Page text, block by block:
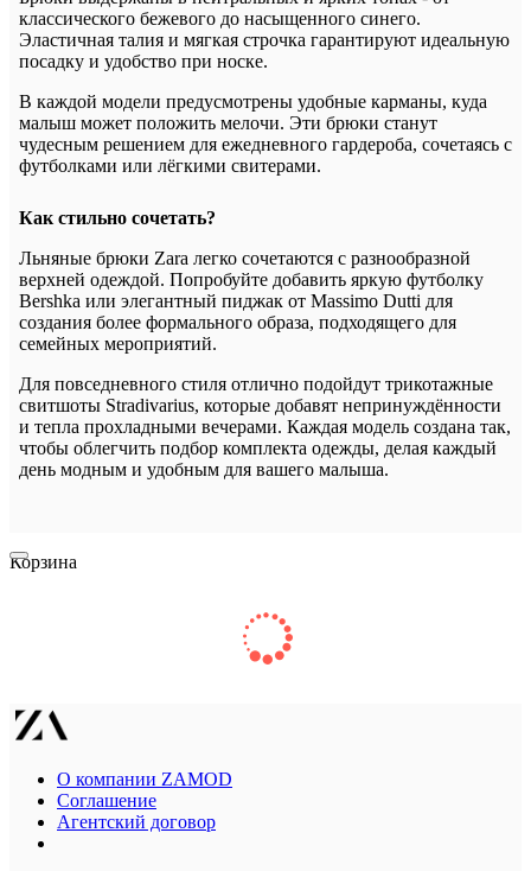
классического бежевого до насыщенного синего.
Эластичная талия и мягкая строчка гарантируют идеальную
посадку и удобство при носке.
В каждой модели предусмотрены удобные карманы, куда
малыш может положить мелочи. Эти брюки станут
чудесным решением для ежедневного гардероба, сочетаясь с
футболками или лёгкими свитерами.
Как стильно сочетать?
Льняные брюки Zara легко сочетаются с разнообразной
верхней одеждой. Попробуйте добавить яркую футболку
Bershka или элегантный пиджак от Massimo Dutti для
создания более формального образа, подходящего для
семейных мероприятий.
Для повседневного стиля отлично подойдут трикотажные
свитшоты Stradivarius, которые добавят непринуждённости
и тепла прохладными вечерами. Каждая модель создана так,
чтобы облегчить подбор комплекта одежды, делая каждый
день модным и удобным для вашего малыша.
Корзина
О компании ZAMOD
Соглашение
Агентский договор